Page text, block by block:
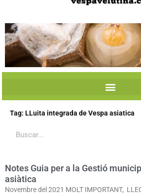
Tag: LLuita integrada de Vespa asiatica
Search
Notes Guia per a la Gestió
asiàtica
Novembre del 2021 MOLT IMPORTANT,